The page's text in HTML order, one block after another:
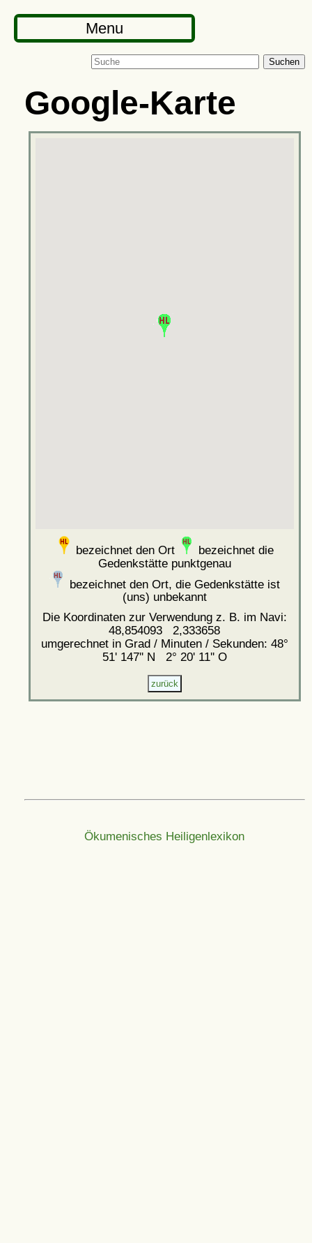
Menu
Suchen
Google-Karte
bezeichnet den Ort
bezeichnet die
Gedenkstätte punktgenau
bezeichnet den Ort, die Gedenkstätte ist
(uns) unbekannt
Die Koordinaten zur Verwendung z. B. im Navi:
48,854093 2,333658
umgerechnet in Grad / Minuten / Sekunden: 48°
51' 147'' N 2° 20' 11'' O
Ökumenisches Heiligenlexikon